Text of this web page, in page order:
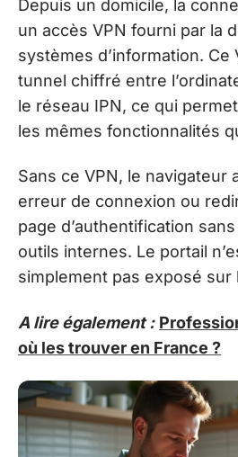
Depuis un domicile, la
un accès VPN fourni par la
systèmes d’information. Ce
tunnel chiffré entre
le réseau IPN, ce qui
les mêmes fonctionnalités
Sans ce VPN, le navigateur
erreur de connexion ou
page d’authentification
outils internes. Le portail
simplement pas exposé sur
A lire également :
où les trouver en France ?